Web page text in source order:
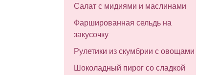
Салат с мидиями и маслинами
Фаршированная сельдь на
закусочку
Рулетики из скумбрии с овощами
Шоколадный пирог со сладкой